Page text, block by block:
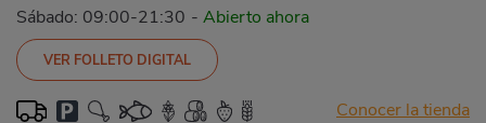
Sábado: 09:00-21:30 - Abierto ahora
VER FOLLETO DIGITAL
Conocer la tienda